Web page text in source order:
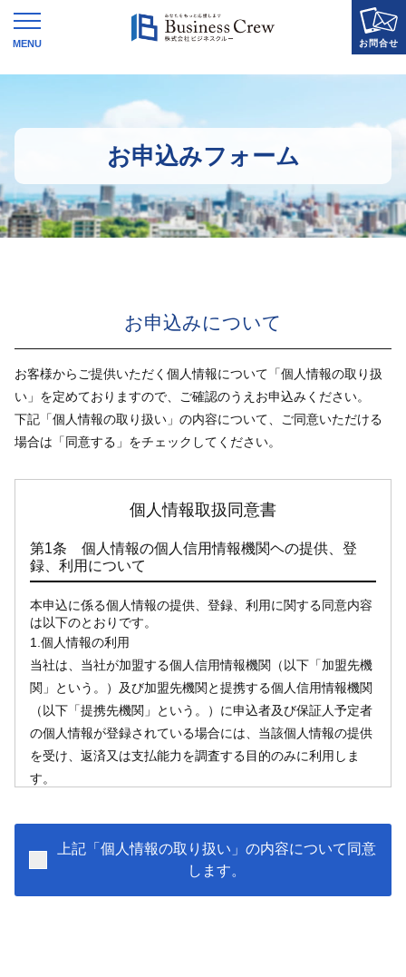
お申込みフォーム
WEBで解決！
お申込みフォーム
お電話でのお問い合わせはこちら
0120-131215
お申込みについて
お客様からご提供いただく個人情報について「個人情報の取り扱
い」を定めておりますので、ご確認のうえお申込みください。
下記「個人情報の取り扱い」の内容について、ご同意いただける
場合は「同意する」をチェックしてください。
個人情報取扱同意書
第1条 個人情報の個人信用情報機関ヘの提供、登
録、利用について
本申込に係る個人情報の提供、登録、利用に関する同意内容
は以下のとおりです。
1.個人情報の利用
当社は、当社が加盟する個人信用情報機関（以下「加盟先機
関」という。）及び加盟先機関と提携する個人信用情報機関
（以下「提携先機関」という。）に申込者及び保証人予定者
の個人情報が登録されている場合には、当該個人情報の提供
を受け、返済又は支払能力を調査する目的のみに利用しま
す。
2.申込情報の個人信用情報機関への提供
当社は、申込者及び保証人予定者に係る本申込に基づく個人
情報（本人を特定する情報（氏名、生年月日、電話番号及び
上記「個人情報の取り扱い」の内容について同意
します。